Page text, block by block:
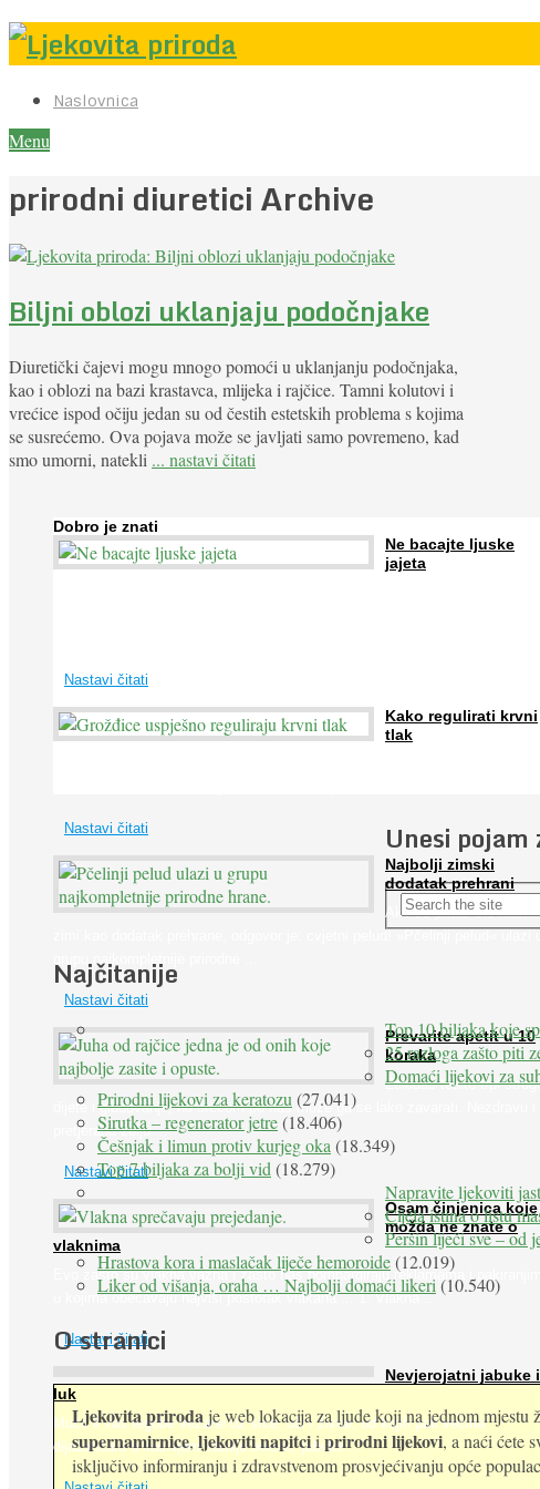
Naslovnica
Menu
prirodni diuretici Archive
Biljni oblozi uklanjaju podočnjake
Diuretički čajevi mogu mnogo pomoći u uklanjanju podočnjaka,
kao i oblozi na bazi krastavca, mlijeka i rajčice. Tamni kolutovi i
vrećice ispod očiju jedan su od čestih estetskih problema s kojima
se susrećemo. Ova pojava može se javljati samo povremeno, kad
smo umorni, natekli ... nastavi čitati
Dobro je znati
Ne bacajte ljuske
jajeta
Nastavi čitati
Kako regulirati krvni
tlak
Nastavi čitati
Najbolji zimski
dodatak prehrani
Ako se pitate što
grupu najkompletnije prirodne ...
Nastavi čitati
Prevarite apetit u 10
koraka
Želudac teško trpi
dijete i gladovanje, no srećom po nas može ga se lako zavarati. Nezdravu i
pretjeranu želju ...
Nastavi čitati
Osam činjenica koje
možda ne znate o
vlaknima
Evo zašto su vlakna važna i zašto nas bombardiraju reklamama i
u kojima obećavaju najviši postotak vlakana ... 1. Vlakna ...
Nastavi čitati
Nevjerojatni jabuke i
luk
Muče li vas tegobe vezane uz srce, oči i živce, od kojih pati većina
dijabetičara u kasnijem stadiju bolesti, jabuke ...
Unesi
Najčitanije
Top 10 biljaka koje
25 razloga zašto piti
Domaći lijekovi za
Prirodni lijekovi za keratozu (27.041)
Sirutka – regenerator jetre(18.406)
Češnjak i limun protiv kurjeg oka (18.349)
Top 7 biljaka za bolji vid (18.279)
Napravite ljekoviti
Cijela istina o listu
Peršin liječi sve – od
Hrastova kora i maslačak liječe hemoroide(12.019)
Liker od višanja, oraha … Najbolji domaći likeri (10.540)
O stranici
Ljekovita prirodaje web lokacija za ljude koji na jednom mjestu
supernamirnice,ljekoviti napitciiprirodni lijekovi, a naći ćete
isključivo informiranju i zdravstvenom prosvjećivanju opće